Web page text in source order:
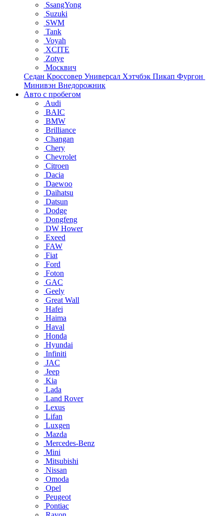
SsangYong
Suzuki
SWM
Tank
Voyah
XCITE
Zotye
Москвич
Седан Кроссовер Универсал Хэтчбэк Пикап Фургон
Минивэн Внедорожник
Авто с пробегом
Audi
BAIC
BMW
Brilliance
Changan
Chery
Chevrolet
Citroen
Dacia
Daewoo
Daihatsu
Datsun
Dodge
Dongfeng
DW Hower
Exeed
FAW
Fiat
Ford
Foton
GAC
Geely
Great Wall
Hafei
Haima
Haval
Honda
Hyundai
Infiniti
JAC
Jeep
Kia
Lada
Land Rover
Lexus
Lifan
Luxgen
Mazda
Mercedes-Benz
Mini
Mitsubishi
Nissan
Omoda
Opel
Peugeot
Pontiac